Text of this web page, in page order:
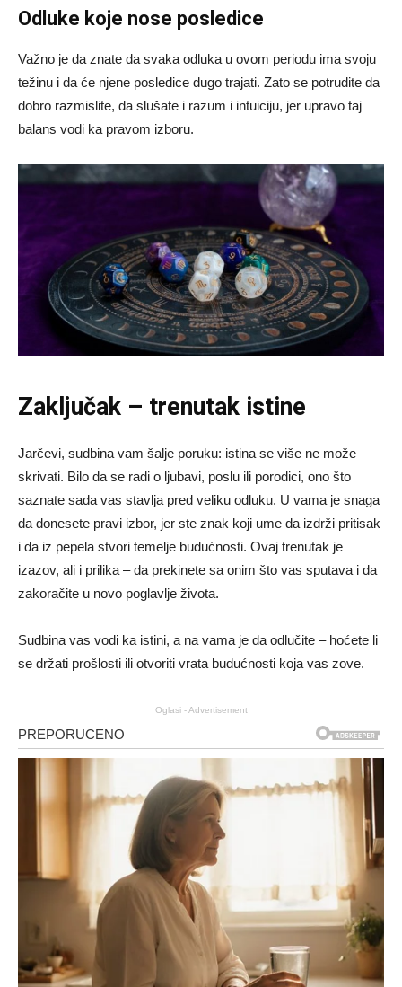
Odluke koje nose posledice
Važno je da znate da svaka odluka u ovom periodu ima svoju
težinu i da će njene posledice dugo trajati. Zato se potrudite da
dobro razmislite, da slušate i razum i intuiciju, jer upravo taj
balans vodi ka pravom izboru.
Zaključak – trenutak istine
Jarčevi, sudbina vam šalje poruku: istina se više ne može
skrivati. Bilo da se radi o ljubavi, poslu ili porodici, ono što
saznate sada vas stavlja pred veliku odluku. U vama je snaga
da donesete pravi izbor, jer ste znak koji ume da izdrži pritisak
i da iz pepela stvori temelje budućnosti. Ovaj trenutak je
izazov, ali i prilika – da prekinete sa onim što vas sputava i da
zakoračite u novo poglavlje života.
Sudbina vas vodi ka istini, a na vama je da odlučite – hoćete li
se držati prošlosti ili otvoriti vrata budućnosti koja vas zove.
Oglasi - Advertisement